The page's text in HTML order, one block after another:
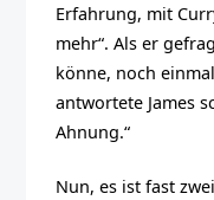
Erfahrung, mit
mehr“. Als er
könne, noch
antwortete James
Ahnung.“
Nun, es ist fast